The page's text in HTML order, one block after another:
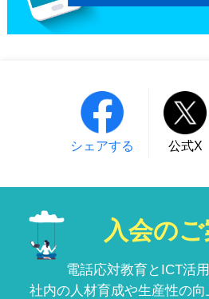
シェアする 公式X
入会の
電話応対教育とICT活
社内の人材育成や生産性の向